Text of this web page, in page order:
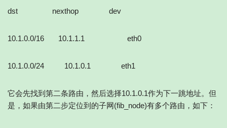
dst nexthop dev
10.1.0.0/16 10.1.1.1 eth0
10.1.0.0/24 10.1.0.1 eth1
它会先找到第二条路由，然后选择10.1.0.1作为下一跳地址。但
是，如果由第二步定位到的子网(fib_node)有多个路由，如下：